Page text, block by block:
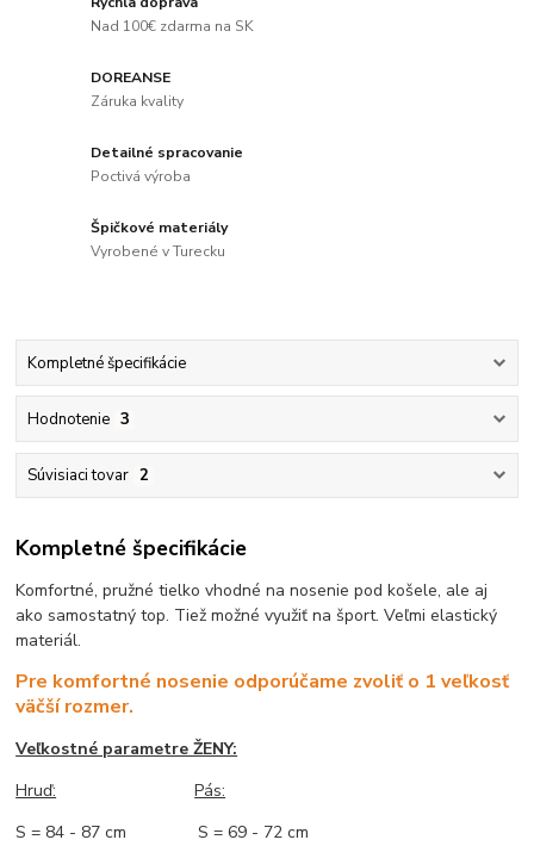
Nad 100€ zdarma na SK
DOREANSE
Záruka kvality
Detailné spracovanie
Poctivá výroba
Špičkové materiály
Vyrobené v Turecku
Kompletné špecifikácie
Hodnotenie 3
Súvisiaci tovar 2
Kompletné špecifikácie
Komfortné, pružné tielko vhodné na nosenie pod košele, ale aj
ako samostatný top. Tiež možné využiť na šport. Veľmi elastický
materiál.
Pre komfortné nosenie odporúčame zvoliť o 1 veľkosť
väčší rozmer.
Veľkostné parametre ŽENY:
Hruď:
Pás:
S = 84 - 87 cm S = 69 - 72 cm